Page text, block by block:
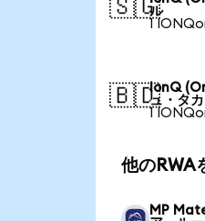
🇸🇬
ル
1
🇧🇩IonQ
ュ・タカ
1
他のRWA
MP